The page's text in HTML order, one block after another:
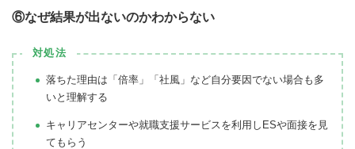
⑥なぜ結果が出ないのかわからない
対処法
落ちた理由は「倍率」「社風」など自分要因でない場合も多
いと理解する
キャリアセンターや就職支援サービスを利用しESや面接を見
てもらう